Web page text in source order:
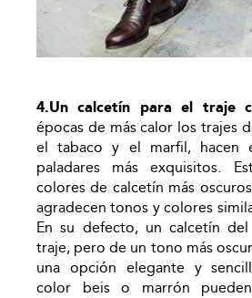
4.Un calcetín para el traje
épocas de más calor los trajes
el tabaco y el marfil, hacen
paladares más exquisitos.
colores de calcetín más
agradecen tonos y colores
En su defecto, un calcetín
traje, pero de un tono más
una opción elegante y
color beis o marrón